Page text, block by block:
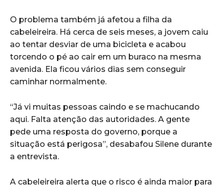
O problema também já afetou a filha da
cabeleireira. Há cerca de seis meses, a jovem caiu
ao tentar desviar de uma bicicleta e acabou
torcendo o pé ao cair em um buraco na mesma
avenida. Ela ficou vários dias sem conseguir
caminhar normalmente.
“Já vi muitas pessoas caindo e se machucando
aqui. Falta atenção das autoridades. A gente
pede uma resposta do governo, porque a
situação está perigosa”, desabafou Silene durante
a entrevista.
A cabeleireira alerta que o risco é ainda maior para